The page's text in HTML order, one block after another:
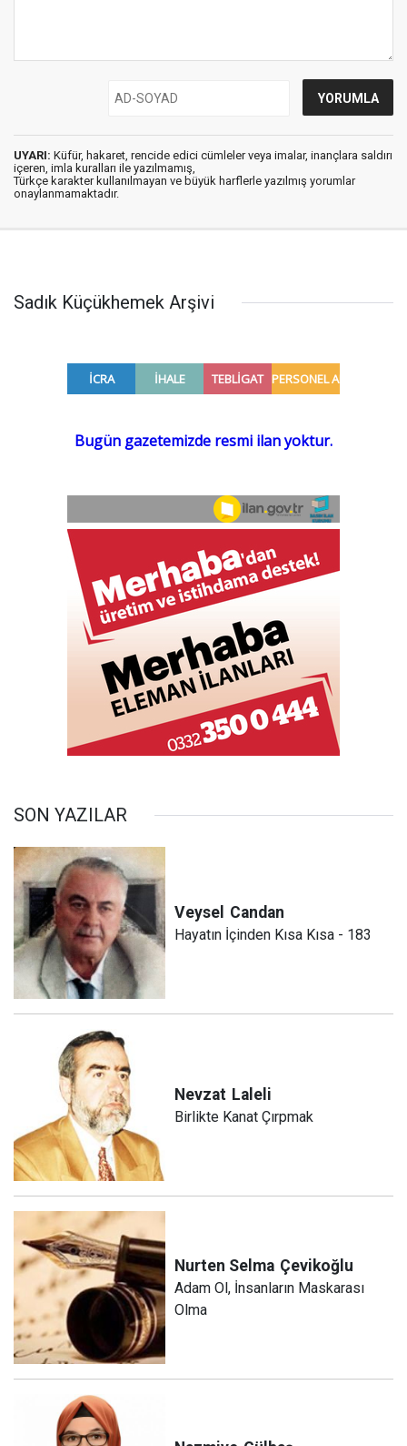
UYARI: Küfür, hakaret, rencide edici cümleler veya imalar, inançlara saldırı
içeren, imla kuralları ile yazılmamış,
Türkçe karakter kullanılmayan ve büyük harflerle yazılmış yorumlar
onaylanmamaktadır.
Sadık Küçükhemek Arşivi
SON YAZILAR
Veysel Candan
Hayatın İçinden Kısa Kısa - 183
Nevzat Laleli
Birlikte Kanat Çırpmak
Nurten Selma Çevikoğlu
Adam Ol, İnsanların Maskarası
Olma